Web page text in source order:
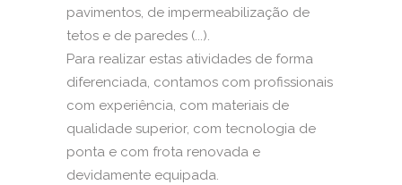
pavimentos, de impermeabilização de
tetos e de paredes (...).
Para realizar estas atividades de forma
diferenciada, contamos com profissionais
com experiência, com materiais de
qualidade superior, com tecnologia de
ponta e com frota renovada e
devidamente equipada.